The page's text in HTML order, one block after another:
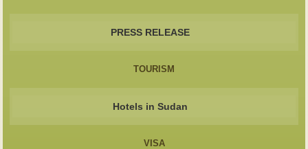
PRESS RELEASE
TOURISM
Hotels in Sudan
VISA